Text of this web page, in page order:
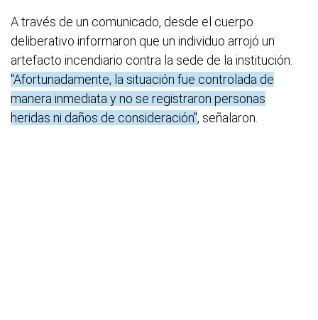
A través de un comunicado, desde el cuerpo
deliberativo informaron que un individuo arrojó un
artefacto incendiario contra la sede de la institución.
"Afortunadamente, la situación fue controlada de
manera inmediata y no se registraron personas
heridas ni daños de consideración", señalaron.